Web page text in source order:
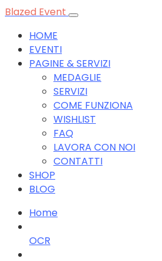
Blazed Event
HOME
EVENTI
PAGINE & SERVIZI
MEDAGLIE
SERVIZI
COME FUNZIONA
WISHLIST
FAQ
LAVORA CON NOI
CONTATTI
SHOP
BLOG
Home
OCR